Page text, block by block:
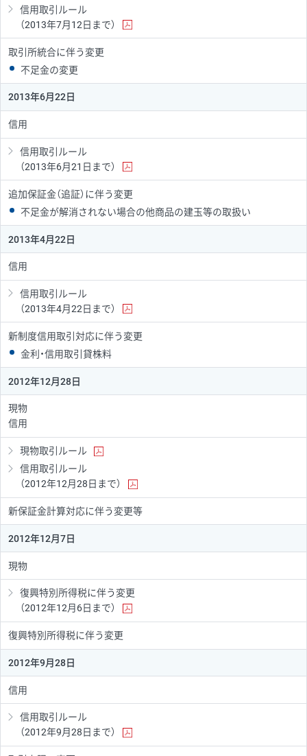
信用取引ルール
（2013年7月12日まで）
取引所統合に伴う変更
不足金の変更
2013年6月22日
信用
信用取引ルール
（2013年6月21日まで）
追加保証金（追証）に伴う変更
不足金が解消されない場合の他商品の建玉等の取扱い
2013年4月22日
信用
信用取引ルール
（2013年4月22日まで）
新制度信用取引対応に伴う変更
金利・信用取引貸株料
2012年12月28日
現物
信用
現物取引ルール
信用取引ルール
（2012年12月28日まで）
新保証金計算対応に伴う変更等
2012年12月7日
現物
復興特別所得税に伴う変更
（2012年12月6日まで）
復興特別所得税に伴う変更
2012年9月28日
信用
信用取引ルール
（2012年9月28日まで）